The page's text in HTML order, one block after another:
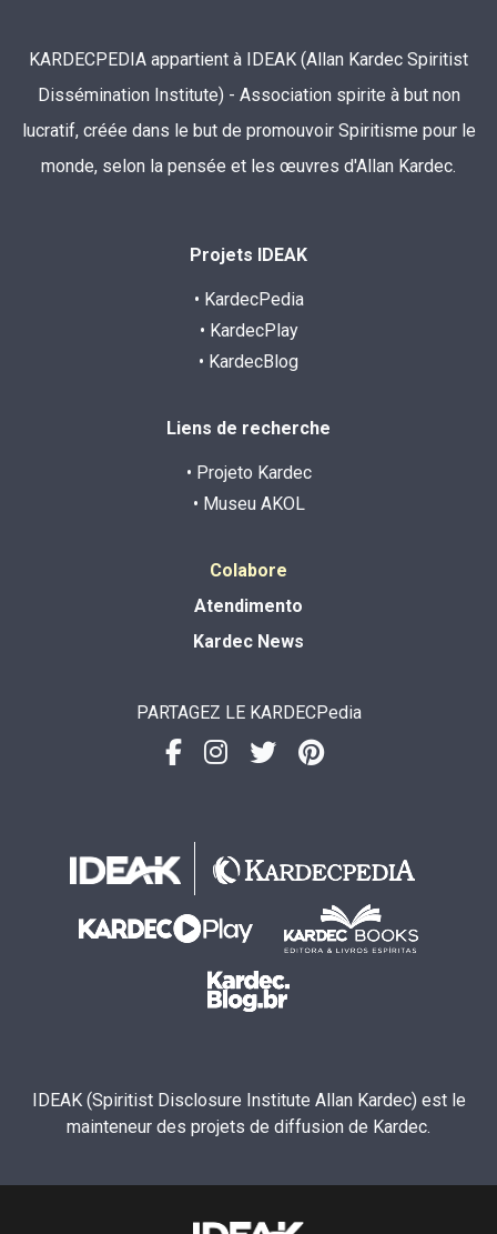
KARDECPEDIA appartient à IDEAK (Allan Kardec Spiritist
Dissémination Institute) - Association spirite à but non
lucratif, créée dans le but de promouvoir Spiritisme pour le
monde, selon la pensée et les œuvres d'Allan Kardec.
Projets IDEAK
• KardecPedia
• KardecPlay
• KardecBlog
Liens de recherche
• Projeto Kardec
• Museu AKOL
Colabore
Atendimento
Kardec News
PARTAGEZ LE KARDECPedia
IDEAK (Spiritist Disclosure Institute Allan Kardec) est le
mainteneur des projets de diffusion de Kardec.